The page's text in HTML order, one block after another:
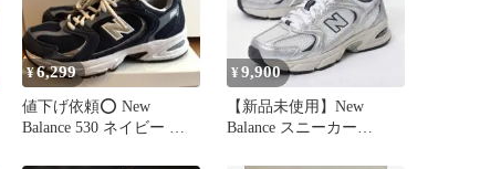
¥6,299
値下げ依頼⭕️ New
Balance 530 ネイビー ス
¥9,900
【新品未使用】New
Balance スニーカー